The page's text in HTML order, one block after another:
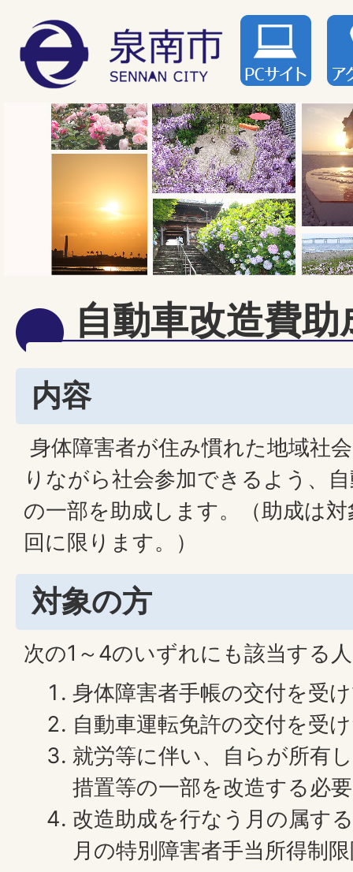
自動車改造費助
内容
身体障害者が住み慣れた地域社
りながら社会参加できるよう、
の一部を助成します。（助成は
回に限ります。）
対象の方
次の1～4のいずれにも該当する人
身体障害者手帳の交付を受
自動車運転免許の交付を受
就労等に伴い、自らが所有
措置等の一部を改造する必
改造助成を行なう月の属す
月の特別障害者手当所得制